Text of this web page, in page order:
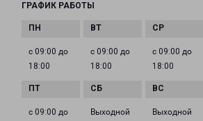
ГРАФИК РАБОТЫ
с 09:00 до
18:00
с 09:00 до
18:00
с 09:00 до
18:00
с 09:00 до
Выходной Выходной